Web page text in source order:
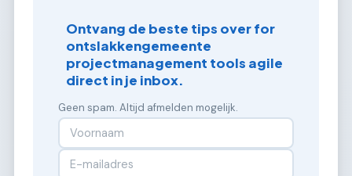
Ontvang de beste tips over for
ontslakkengemeente
projectmanagement tools agile
direct in je inbox.
Geen spam. Altijd afmelden mogelijk.